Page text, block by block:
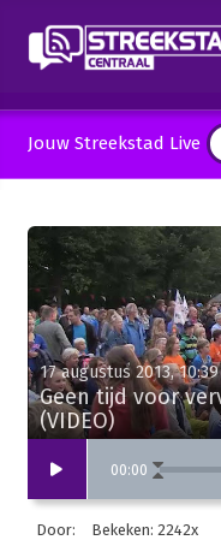
Jouw Streekstad Live
00:00
17 augustus 2013, 10:39
Geen tijd voor
(VIDEO)
Door: Bekeken: 2242x